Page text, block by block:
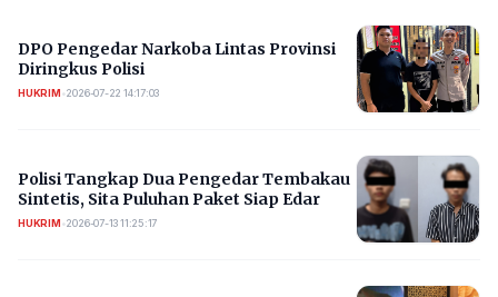
DPO Pengedar Narkoba Lintas Provinsi
Diringkus Polisi
HUKRIM•2026-07-22 14:17:03
Polisi Tangkap Dua Pengedar Tembakau
Sintetis, Sita Puluhan Paket Siap Edar
HUKRIM•2026-07-13 11:25:17